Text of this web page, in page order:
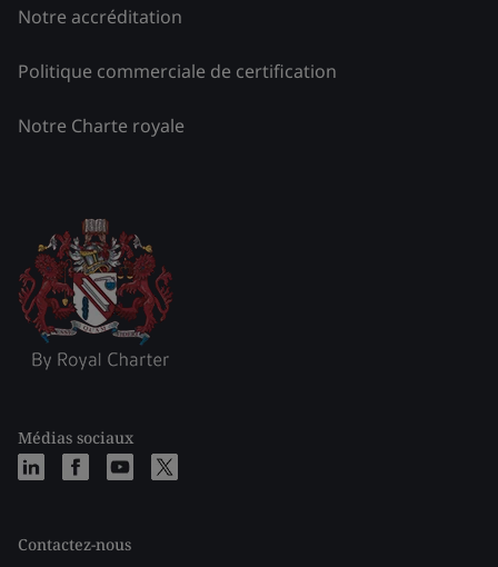
Notre accréditation
Politique commerciale de certification
Notre Charte royale
Médias sociaux
Contactez-nous